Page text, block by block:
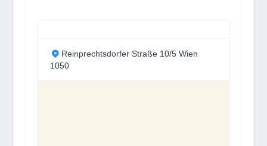
Reinprechtsdorfer Straße 10/5 Wien
1050